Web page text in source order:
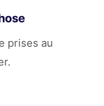
prises au